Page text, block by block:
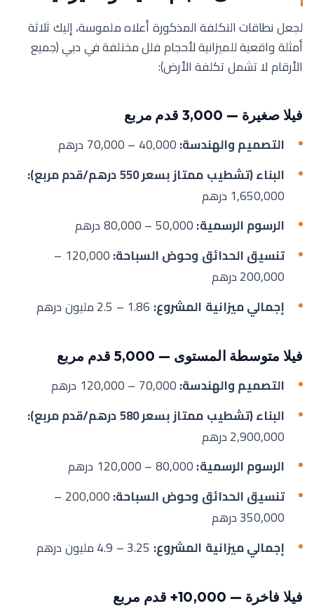
لجعل نطاقات التكلفة المذكورة أعلاه ملموسة، إليك ثلاثة
أمثلة واقعية للميزانية لأحجام فلل مختلفة في دبي (جميع
الأرقام لا تشمل تكلفة الأرض):
فيلا صغيرة — 3,000 قدم مربع
التصميم والهندسة:
البناء (تشطيب ممتاز بسعر 550 درهم/قدم مربع):
1,650,000 درهم
الرسوم الرسمية:
تنسيق الحدائق وحوض السباحة:
120,000 –
200,000 درهم
إجمالي ميزانية المشروع:
فيلا متوسطة المستوى — 5,000 قدم مربع
التصميم والهندسة:
البناء (تشطيب ممتاز بسعر 580 درهم/قدم مربع):
2,900,000 درهم
الرسوم الرسمية:
تنسيق الحدائق وحوض السباحة:
200,000 –
350,000 درهم
إجمالي ميزانية المشروع:
فيلا فاخرة — 10,000+ قدم مربع